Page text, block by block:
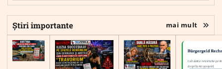
Știri importante mai mult